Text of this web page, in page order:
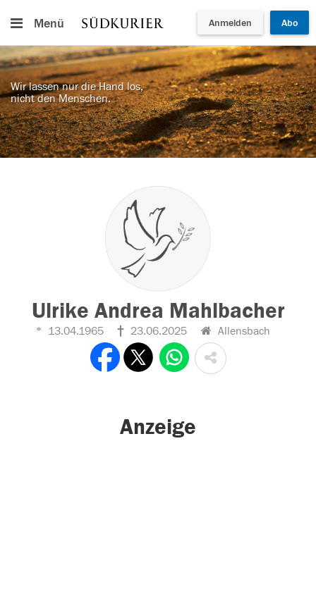
Menü Anmelden Abo
Wir lassen nur die Hand los,
nicht den Menschen.
Ulrike Andrea Mahlbacher
13.04.1965 23.06.2025 Allensbach
Anzeige